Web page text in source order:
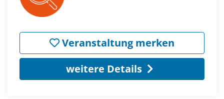
Veranstaltung merken
weitere Details